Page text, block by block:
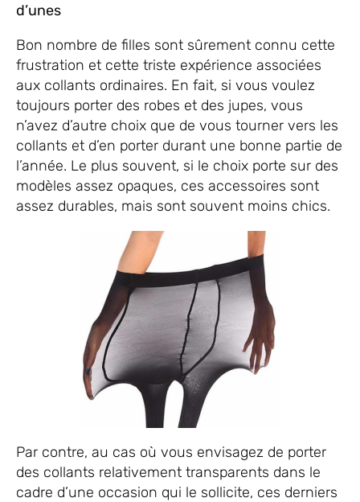
d’unes
Bon nombre de filles sont sûrement connu cette
frustration et cette triste expérience associées
aux collants ordinaires. En fait, si vous voulez
toujours porter des robes et des jupes, vous
n’avez d’autre choix que de vous tourner vers les
collants et d’en porter durant une bonne partie de
l’année. Le plus souvent, si le choix porte sur des
modèles assez opaques, ces accessoires sont
assez durables, mais sont souvent moins chics.
Par contre, au cas où vous envisagez de porter
des collants relativement transparents dans le
cadre d’une occasion qui le sollicite, ces derniers